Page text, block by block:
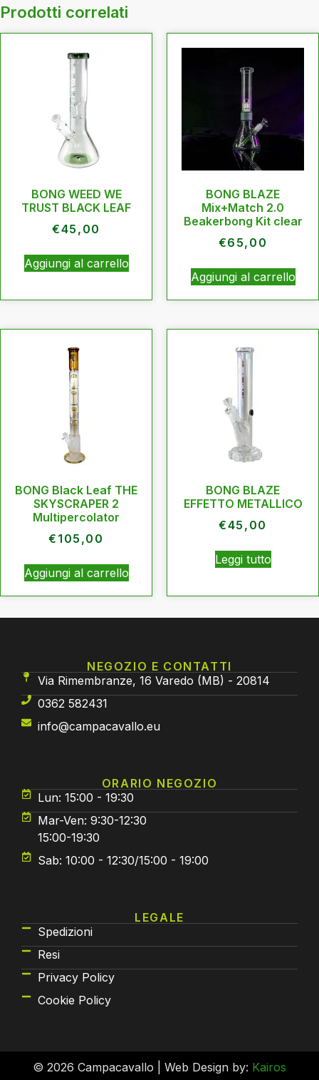
Prodotti correlati
BONG WEED WE
TRUST BLACK LEAF
€45,00
Aggiungi al carrello
BONG BLAZE
Mix+Match 2.0
Beakerbong Kit clear
€65,00
Aggiungi al carrello
BONG Black Leaf THE
SKYSCRAPER 2
Multipercolator
€ 105,00
Aggiungi al carrello
BONG BLAZE
EFFETTO METALLICO
€45,00
Leggi tutto
NEGOZIO E CONTATTI
Via Rimembranze, 16 Varedo (MB) - 20814
0362 582431
info@campacavallo.eu
ORARIO NEGOZIO
Lun: 15:00 - 19:30
Mar-Ven: 9:30-12:30
15:00-19:30
Sab: 10:00 - 12:30/15:00 - 19:00
LEGALE
Spedizioni
Resi
Privacy Policy
Cookie Policy
© 2026 Campacavallo | Web Design by: Kairos